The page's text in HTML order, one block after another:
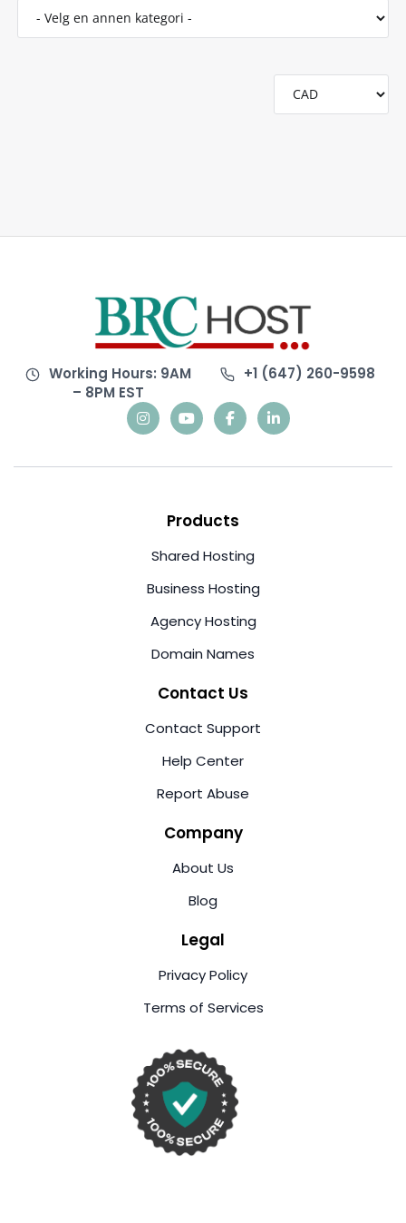
Working Hours: 9AM
– 8PM EST
+1 (647) 260-9598
Products
Shared Hosting
Business Hosting
Agency Hosting
Domain Names
Contact Us
Contact Support
Help Center
Report Abuse
Company
About Us
Blog
Legal
Privacy Policy
Terms of Services